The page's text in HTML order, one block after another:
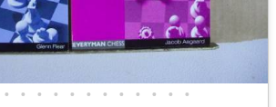
• • • • • • • • • • • •